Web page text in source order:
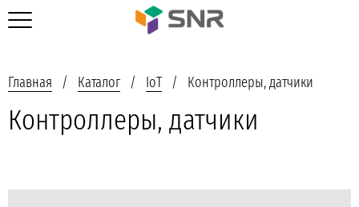
Главная Каталог IoT Контроллеры, датчики
Контроллеры, датчики